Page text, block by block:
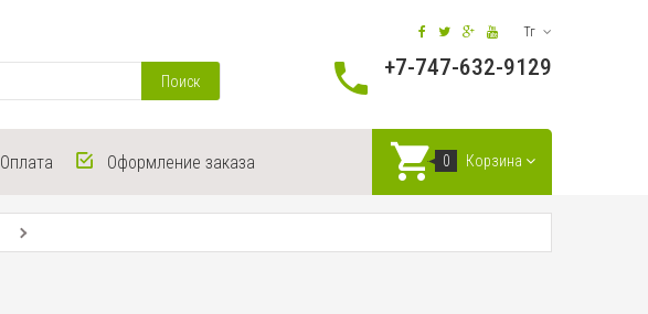
Тг
Поиск
+7-747-632-9129
Оплата Оформление заказа 0 Корзина